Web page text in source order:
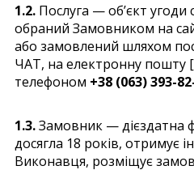
1.2. Послуга — об’єкт угоди
обраний Замовником на
або замовлений шляхом
ЧАТ, на електронну пошту
телефоном +38 (063) 393-
1.3.Замовник — дієздатна
досягла 18 років, отримує
Виконавця, розміщує